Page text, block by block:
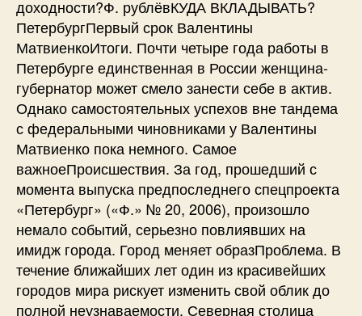
доходности?Ф. рублёвКУДА ВКЛАДЫВАТЬ?
ПетербургПервый срок Валентины
МатвиенкоИтоги. Почти четыре года работы в
Петербурге единственная в России женщина-
губернатор может смело занести себе в актив.
Однако самостоятельных успехов вне тандема
с федеральными чиновниками у Валентины
Матвиенко пока немного. Самое
важноеПроисшествия. За год, прошедший с
момента выпуска предпоследнего спецпроекта
«Петербург» («Ф.» № 20, 2006), произошло
немало событий, серьезно повлиявших на
имидж города. Город меняет образПроблема. В
течение ближайших лет один из красивейших
городов мира рискует изменить свой облик до
полной неузнаваемости. Северная столица